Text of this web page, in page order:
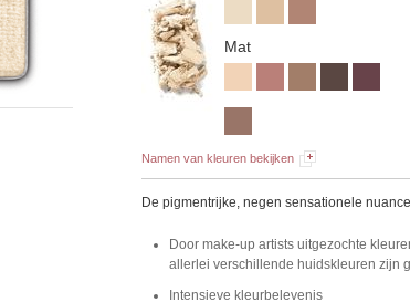
Mat
Namen van kleuren bekijken
De pigmentrijke, negen sensationele
Door make-up artists uitgezochte
allerlei verschillende huidskleuren zijn
Intensieve kleurbelevenis